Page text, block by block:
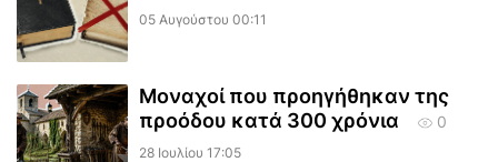
05 Αυγούστου 00:11
Μοναχοί που προηγήθηκαν της
προόδου κατά 300 χρόνια
0
28 Ιουλίου 17:05